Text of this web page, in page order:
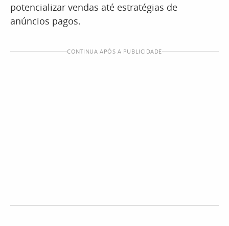
potencializar vendas até estratégias de
anúncios pagos.
CONTINUA APÓS A PUBLICIDADE